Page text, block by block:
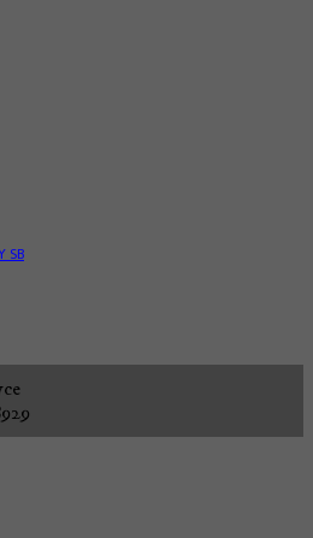
SB